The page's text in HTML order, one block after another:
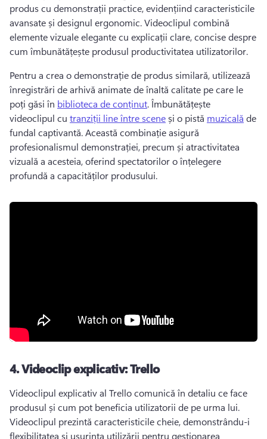
produs cu demonstrații practice, evidențiind caracteristicile
avansate și designul ergonomic. Videoclipul combină
elemente vizuale elegante cu explicații clare, concise despre
cum îmbunătățește produsul productivitatea utilizatorilor.
Pentru a crea o demonstrație de produs similară, utilizează
înregistrări de arhivă animate de înaltă calitate pe care le
poți găsi în biblioteca de conținut. Îmbunătățește
videoclipul cu tranziții line între scene și o pistă muzicală de
fundal captivantă. Această combinație asigură
profesionalismul demonstrației, precum și atractivitatea
vizuală a acesteia, oferind spectatorilor o înțelegere
profundă a capacităților produsului.
4.Videoclip explicativ: Trello
Videoclipul explicativ al Trello comunică în detaliu ce face
Videoclipul prezintă caracteristicile cheie, demonstrându-i
flexibilitatea și ușurința utilizării pentru gestionarea